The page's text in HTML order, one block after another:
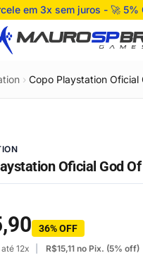
em 3x sem juros - 🚀 5%
› Copo Playstation Oficial
Oficial God
36% OFF
12x R$15,11 no Pix. (5% off)